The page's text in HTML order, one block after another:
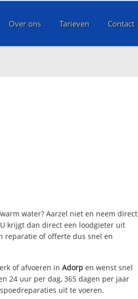
Over ons Tarieven Contact
water? Aarzel niet en neem direct
krijgt dan direct een loodgieter uit
reparatie of offerte dus snel en
of afvoeren in Adorp en wenst snel
24 uur per dag, 365 dagen per jaar
uit te voeren.